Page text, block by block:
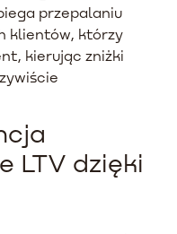
przepalaniu
klientów, którzy
kierując zniżki
LTV dzięki